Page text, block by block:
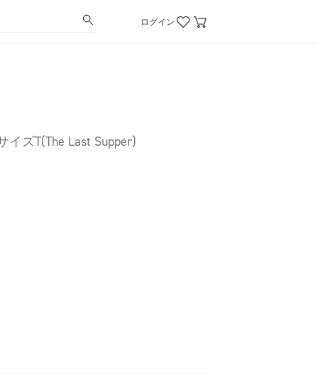
ログイン
イズT(The Last Supper)